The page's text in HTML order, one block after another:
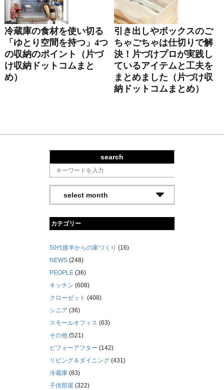
冷蔵庫の食材を使い切る
「ゆとり空間を持つ」4つ
の収納のポイント（片づ
け収納ドットコムまと
め）
引き出しやボックスのご
ちゃごちゃは仕切りで解
決！片づけプロが実践し
ているアイテムと工夫を
まとめました（片づけ収
納ドットコムまとめ）
search
カテゴリー
50代後半からの家づくり (16)
NEWS (248)
PEOPLE (36)
キッチン (608)
クローゼット (408)
シニア (36)
スモールオフィス (63)
その他 (521)
ビフォーアフター (142)
リビング＆ダイニング (431)
冷蔵庫 (83)
子供部屋 (322)